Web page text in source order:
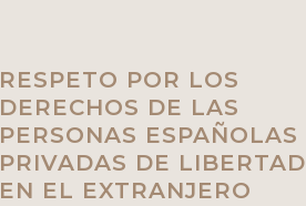
RESPETO POR LOS
DERECHOS DE LAS
PERSONAS ESPAÑOLAS
PRIVADAS DE LIBERTAD
EN EL EXTRANJERO